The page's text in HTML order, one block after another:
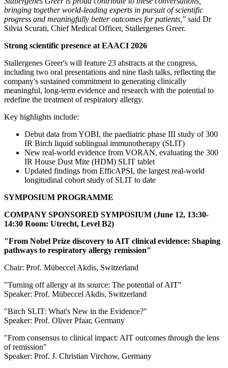
bringing together world-leading experts in pursuit of scientific
progress and meaningfully better outcomes for patients," said Dr
Silvia Scurati, Chief Medical Officer, Stallergenes Greer.
Strong scientific presence at EAACI 2026
Stallergenes Greer's will feature 23 abstracts at the congress,
including two oral presentations and nine flash talks, reflecting the
company's sustained commitment to generating clinically
meaningful, long-term evidence and research with the potential to
redefine the treatment of respiratory allergy.
Key highlights include:
Debut data from YOBI, the paediatric phase III study of 300
IR Birch liquid sublingual immunotherapy (SLIT)
New real-world evidence from VORAN, evaluating the 300
IR House Dust Mite (HDM) SLIT tablet
Updated findings from EfficAPSI, the largest real-world
longitudinal cohort study of SLIT to date
SYMPOSIUM PROGRAMME
COMPANY SPONSORED SYMPOSIUM (June 12, 13:30-
14:30 Room: Utrecht, Level B2)
"From Nobel Prize discovery to AIT clinical evidence: Shaping
pathways to respiratory allergy remission"
Chair: Prof. Mübeccel Akdis, Switzerland
"Turning off allergy at its source: The potential of AIT"
Speaker: Prof. Mübeccel Akdis, Switzerland
"Birch SLIT: What's New in the Evidence?"
Speaker: Prof. Oliver Pfaar, Germany
"From consensus to clinical impact: AIT outcomes through the lens
of remission"
Speaker: Prof. J. Christian Virchow, Germany